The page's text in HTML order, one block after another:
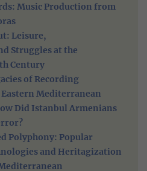
Music Production from
Leisure,
Struggles at the
Century
of Recording
Mediterranean
Did Istanbul Armenians
Polyphony: Popular
and Heritagization